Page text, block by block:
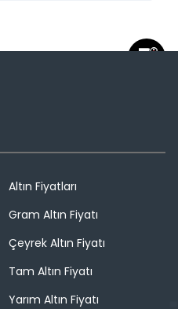
Altın Fiyatları
Gram Altın Fiyatı
Çeyrek Altın Fiyatı
Tam Altın Fiyatı
Yarım Altın Fiyatı